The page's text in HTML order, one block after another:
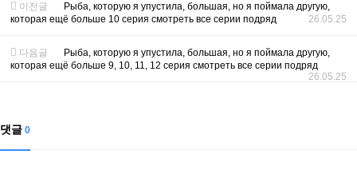
이전글
Рыба, которую я упустила, большая, но я поймала другую,
которая ещё больше 10 серия смотреть все серии подряд
26.05.25
다음글
Рыба, которую я упустила, большая, но я поймала другую,
которая ещё больше 9, 10, 11, 12 серия смотреть все серии подряд
26.05.25
댓글 0